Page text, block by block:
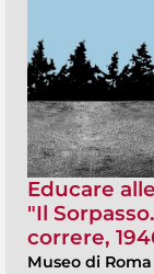
Educare
"Il
correre,
Museo di Roma